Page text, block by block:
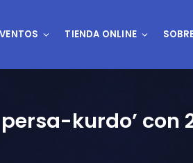
TIENDA ONLINE
persa-kurdo’